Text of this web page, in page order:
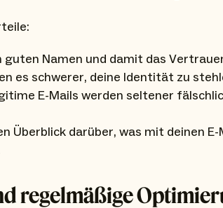
guten Namen und damit das
es schwerer, deine Identität zu
E-Mails werden seltener
Überblick darüber, was mit deinen
regelmäßige